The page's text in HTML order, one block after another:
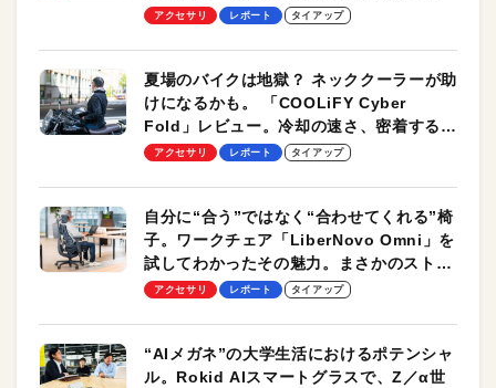
ーも
アクセサリ レポート タイアップ
夏場のバイクは地獄？ ネッククーラーが助
けになるかも。 「COOLiFY Cyber
Fold」レビュー。冷却の速さ、密着する冷
却プレート、シンプルな操作性がグッド！
アクセサリ レポート タイアップ
自分に“合う”ではなく“合わせてくれる”椅
子。ワークチェア「LiberNovo Omni」を
試してわかったその魅力。まさかのストレ
ッチ機能も搭載
アクセサリ レポート タイアップ
“AIメガネ”の大学生活におけるポテンシャ
ル。Rokid AIスマートグラスで、Z／α世